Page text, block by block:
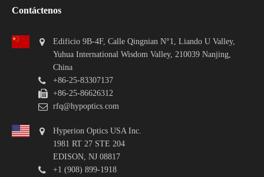
Contáctenos
Edificio 9B-4F, Calle Qingnian N°1, Liando U Valley,
Yuhua International Wisdom Valley, 210039 Nanjing,
China
+86-25-83307137
+86-25-86626312
rfq@hypoptics.com
Hyperion Optics USA Inc.
1981 RT 27 STE 204
EDISON, NJ 08817
+1 (908) 899-1918